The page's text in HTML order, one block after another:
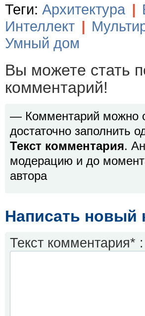
Теги: Архитектура |
Интеллект |
Умный дом
Вы можете стать
комментарий!
— Комментарий можно
достаточно заполнить
Текст комментария.
модерацию и до
автора
Написать новый
Текст комментария* :